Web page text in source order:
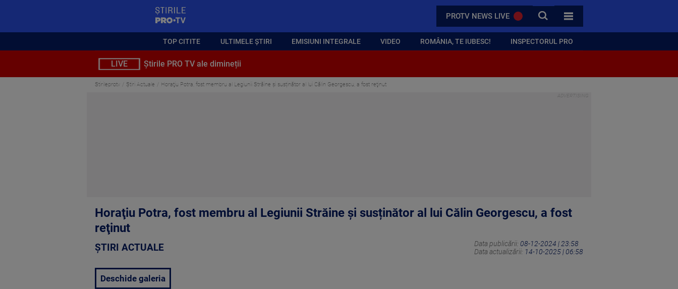
PROTV NEWS LIVE CAUTA
TOATE CATEGORIILE
TOP CITITE ULTIMELE ȘTIRI EMISIUNI INTEGRALE VIDEO ROMÂNIA, TE IUBESC! INSPECTORUL PRO
LIVE Știrile PRO TV ale dimineții
Stirileprotv Știri Actuale Horaţiu Potra, fost membru al Legiunii Străine și susținător al lui Călin Georgescu, a fost reţinut
Horaţiu Potra, fost membru al Legiunii Străine și susținător al lui Călin Georgescu, a fost
reţinut
ȘTIRI ACTUALE Data publicării: 08-12-2024 | 23:58
Data actualizării: 14-10-2025 | 06:58
Deschide galeria